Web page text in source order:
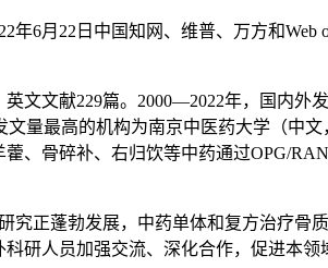
年6月22日中国知网、维普、万方和
英文文献229篇。2000—2022年，国内
文量最高的机构为南京中医药大学（中
、骨碎补、右归饮等中药通过OPG/
究正蓬勃发展，中药单体和复方治疗骨
研人员加强交流、深化合作，促进本领